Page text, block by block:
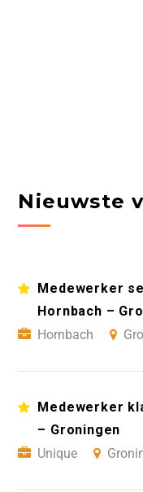
Nieuwste
Medewerker
Hornbach –
Hornbach
Medewerker
– Groningen
Unique